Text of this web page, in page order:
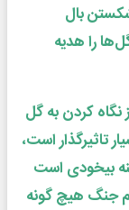
بال
را هدیه
نگاه کردن به گل
تاثیرگذار است،
بیخودی است
جنگ هیچ گونه